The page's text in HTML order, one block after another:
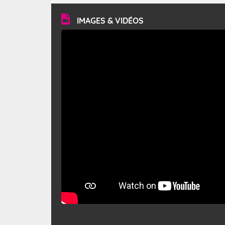
vitesse moyenne de 50 km/h et atteindre 80 à 100 km/h
en rafales, parfois davantage. Il parcourt la basse vallée
du Rhône et la Provence et envahit le littoral
méditerranéen à partir de la Camargue.
IMAGES & VIDÉOS